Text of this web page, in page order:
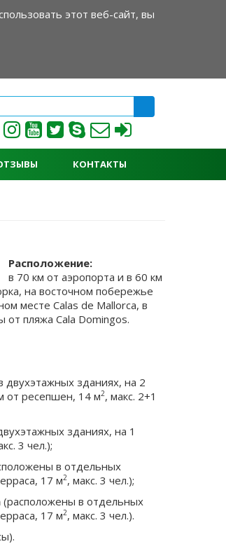
этот веб-сайт, вы
ПОИСКА
КОНТАКТЫ
Расположение:
в 70 км от аэропорта и в 60 км
на восточном побережье
месте Calas de Mallorca, в
от пляжа Cala Domingos.
зданиях, на 2
от ресепшен, 14 м2, макс. 2+1
зданиях, на 1
3 чел.);
в отдельных
17 м2, макс. 3 чел.);
(расположены в отдельных
17 м2, макс. 3 чел.).